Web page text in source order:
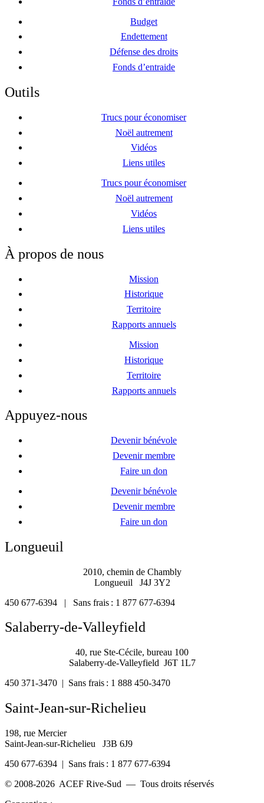
Budget
Endettement
Défense des droits
Fonds d’entraide
Outils
Trucs pour économiser
Noël autrement
Vidéos
Liens utiles
Trucs pour économiser
Noël autrement
Vidéos
Liens utiles
À propos de nous
Mission
Historique
Territoire
Rapports annuels
Mission
Historique
Territoire
Rapports annuels
Appuyez-nous
Devenir bénévole
Devenir membre
Faire un don
Devenir bénévole
Devenir membre
Faire un don
Longueuil
2010, chemin de Chambly
Longueuil J4J 3Y2
450 677-6394 | Sans frais : 1 877 677-6394
Salaberry-de-Valleyfield
40, rue Ste-Cécile, bureau 100
Salaberry-de-Valleyfield J6T 1L7
450 371-3470 | Sans frais : 1 888 450-3470
Saint-Jean-sur-Richelieu
198, rue Mercier
Saint-Jean-sur-Richelieu J3B 6J9
450 677-6394 | Sans frais : 1 877 677-6394
© 2008-2026 ACEF Rive-Sud — Tous droits réservés